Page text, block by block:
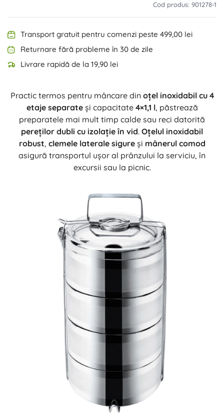
Cod produs: 901278-1
Transport gratuit pentru comenzi peste 499,00 lei
Returnare fără probleme în 30 de zile
Livrare rapidă de la 19,90 lei
Practic termos pentru mâncare din oțel inoxidabil cu 4
etaje separateși capacitate 4×1,1 l, păstrează
preparatele mai mult timp calde sau reci datorită
pereților dubli cu izolație în vid. Oțelul inoxidabil
robust, clemele laterale sigureși mânerul comod
asigură transportul ușor al prânzului la serviciu, în
excursii sau la picnic.